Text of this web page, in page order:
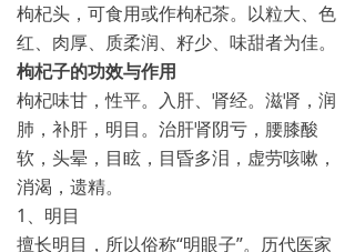
枸杞头，可食用或作枸杞茶。以粒大、色
红、肉厚、质柔润、籽少、味甜者为佳。
枸杞子的功效与作用
枸杞味甘，性平。入肝、肾经。滋肾，润
肺，补肝，明目。治肝肾阴亏，腰膝酸
软，头晕，目眩，目昏多泪，虚劳咳嗽，
消渴，遗精。
1、明目
擅长明目，所以俗称“明眼子”。历代医家